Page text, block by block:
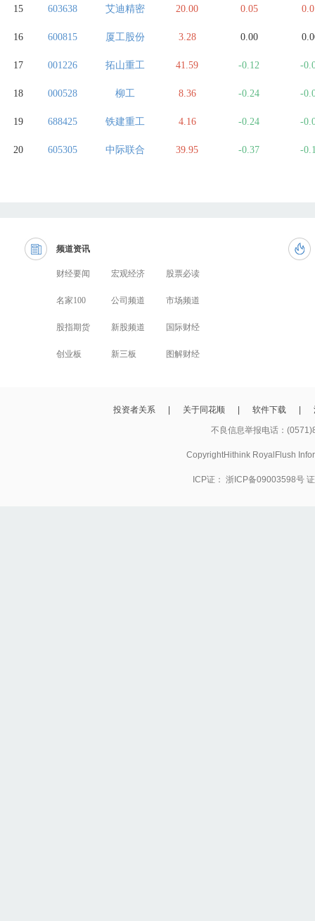
15 603638 艾迪精密 20.00 0.05
16 600815 厦工股份 3.28 0.00
17 001226 拓山重工 41.59 -0.12 -
18 000528 柳工 8.36 -0.24 -
19 688425 铁建重工 4.16 -0.24 -
20 605305 中际联合 39.95 -0.37 -
频道资讯
财经要闻 宏观经济 股票必读
名家100 公司频道 市场频道
股指期货 新股频道 国际财经
创业板 新三板 图解财经
投资者关系 关于同花顺 软件下载
不良信息举报电话：
CopyrightHithink RoyalFlush
ICP证： 浙ICP备09003598号